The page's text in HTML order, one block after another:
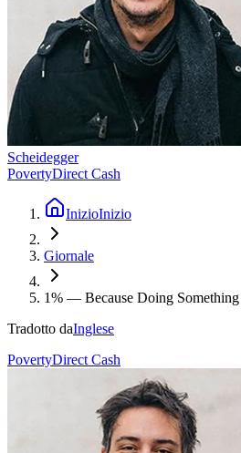
Scheidegger
PovertyDirect Cash
InizioInizio
Giornale
1% — Because Doing
Tradotto daInglese
PovertyDirect Cash